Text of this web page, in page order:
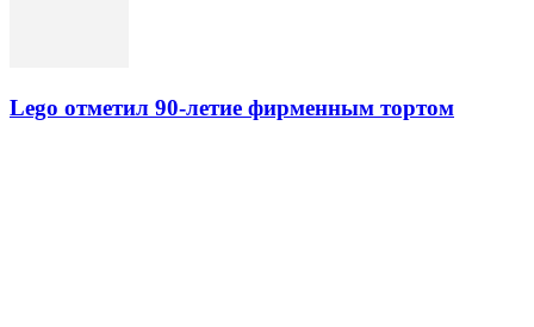
Lego отметил 90-летие фирменным тортом